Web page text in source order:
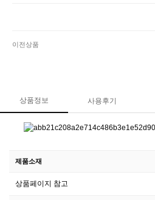
이전상품
상품정보 사용후기
제품소재
상품페이지 참고